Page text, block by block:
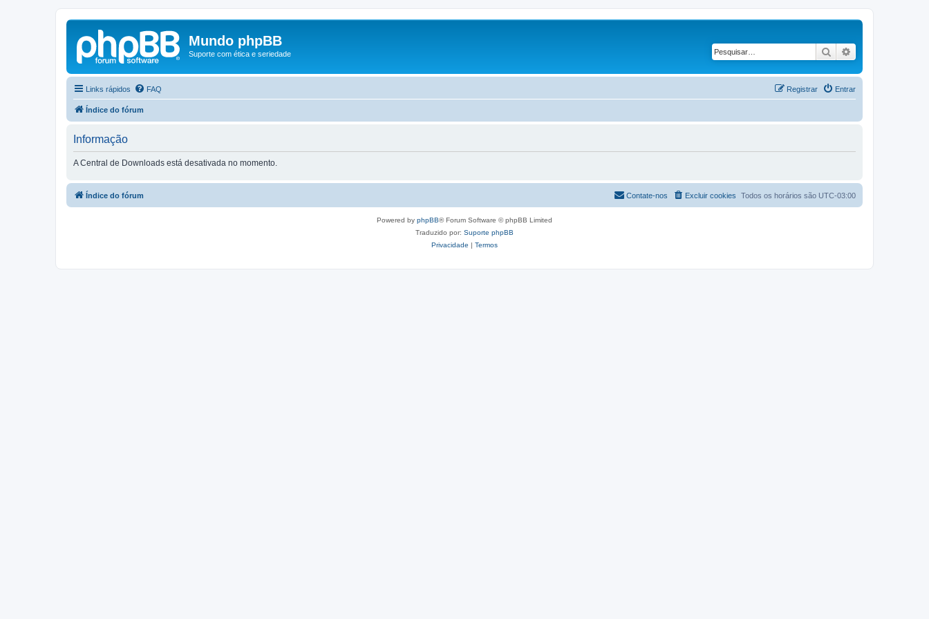
Mundo phpBB
Suporte com ética e seriedade Pesquisar
Links rápidos FAQ Entrar
Registrar
Índice do fórum
Informação
A Central de Downloads está desativada no momento.
Índice do fórum Todos os horários são UTC-03:00
Excluir cookies
Contate-nos
Powered by phpBB® Forum Software © phpBB Limited
Traduzido por: Suporte phpBB
Privacidade | Termos